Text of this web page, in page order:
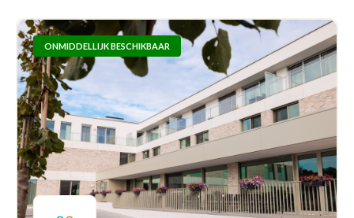
ONMIDDELLIJK BESCHIKBAAR